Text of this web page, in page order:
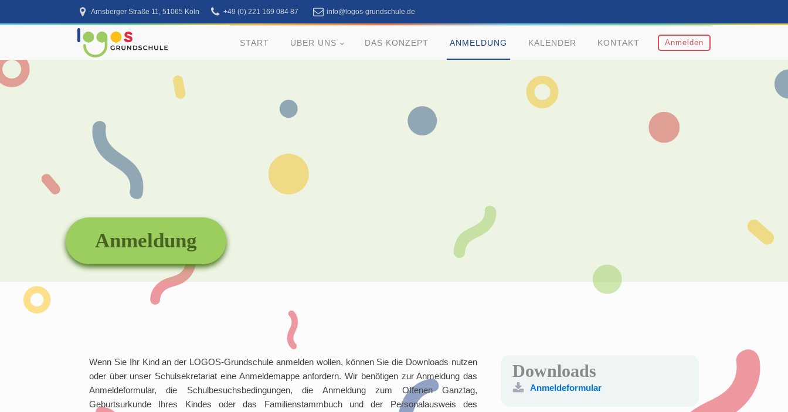
Arnsberger Straße 11, 51065 Köln +49 (0) 221 169 084 87 info@logos-grundschule.de
START ÜBER UNS DAS KONZEPT ANMELDUNG KALENDER KONTAKT Anmelden
Anmeldung
Wenn Sie Ihr Kind an der LOGOS-Grundschule anmelden wollen, können Sie die Downloads nutzen
oder über unser Schulsekretariat eine Anmeldemappe anfordern. Wir benötigen zur Anmeldung das
Anmeldeformular, die Schulbesuchsbedingungen, die Anmeldung zum Offenen Ganztag,
Geburtsurkunde Ihres Kindes oder das Familienstammbuch und der Personalausweis des
Downloads
Anmeldeformular